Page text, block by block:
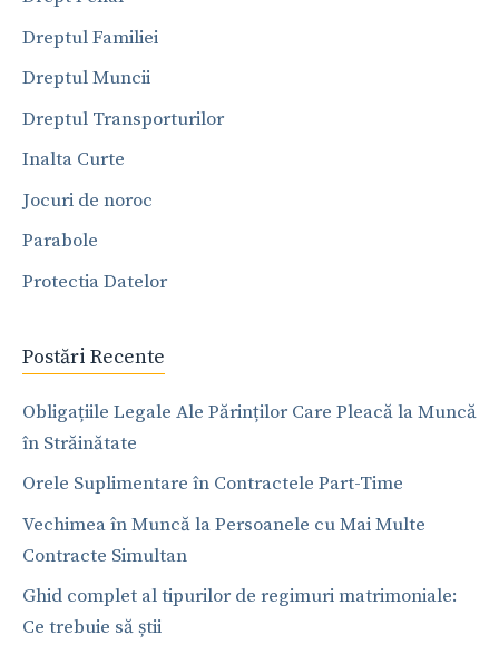
Dreptul Familiei
Dreptul Muncii
Dreptul Transporturilor
Inalta Curte
Jocuri de noroc
Parabole
Protectia Datelor
Postări Recente
Obligațiile Legale Ale Părinților Care Pleacă la Muncă
în Străinătate
Orele Suplimentare în Contractele Part-Time
Vechimea în Muncă la Persoanele cu Mai Multe
Contracte Simultan
Ghid complet al tipurilor de regimuri matrimoniale:
Ce trebuie să știi